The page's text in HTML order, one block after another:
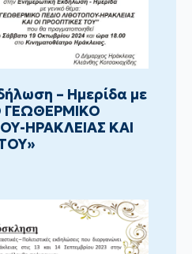
– Ημερίδα με
ΓΕΩΘΕΡΜΙΚΟ
ΗΡΑΚΛΕΙΑΣ ΚΑΙ